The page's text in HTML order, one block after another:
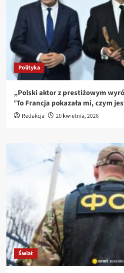
Polityka
„Polski aktor z prestiżowym
'To Francja pokazała mi, czym
Redakcja 20 kwietnia, 2026
Świat